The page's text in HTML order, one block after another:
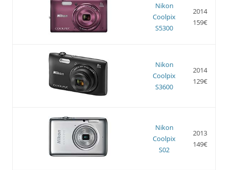
Nikon
Coolpix
S5300
2014
159€
Nikon
Coolpix
S3600
2014
129€
Nikon
Coolpix
S02
2013
149€